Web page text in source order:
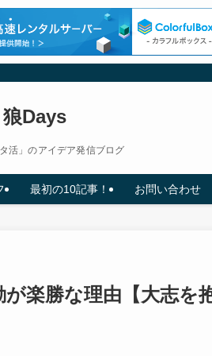
狼Days
活」のアイデア発信ブログ
最初の10記事！ お問い合わせ
が楽勝な理由【大志を